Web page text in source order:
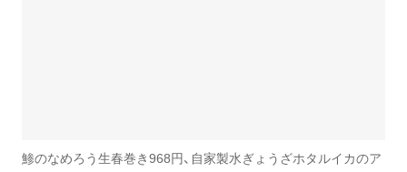
鯵のなめろう生春巻き968円、自家製水ぎょうざホタルイカのア